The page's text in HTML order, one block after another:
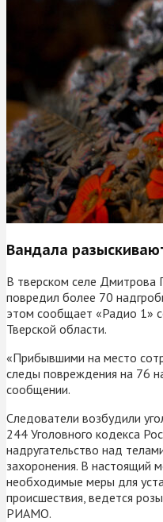
Вандала
В тверском селе Дмитрова
повредил более 70
этом сообщает «Радио 1»
Тверской области.
«Прибывшими на место
следы повреждения на 76
сообщении.
Следователи возбудили
244 Уголовного кодекса
надругательство над
захоронения. В настоящий
необходимые меры для
происшествия, ведется
РИАМО.